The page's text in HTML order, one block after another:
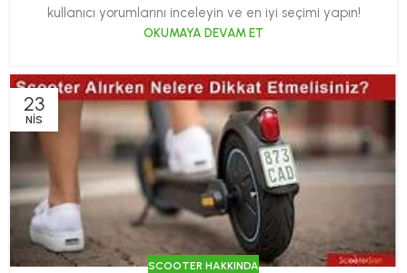
kullanıcı yorumlarını inceleyin ve en iyi seçimi yapın!
OKUMAYA DEVAM ET
23
NIS
SCOOTER HAKKINDA